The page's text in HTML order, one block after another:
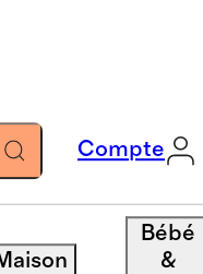
Compte
Bébé
&